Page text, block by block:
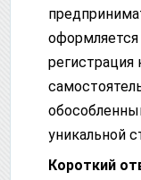
оформляется
регистрация
уникальной
Короткий